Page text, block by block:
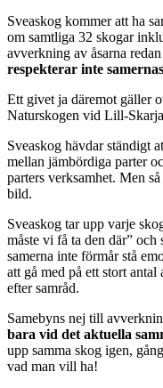
Sveaskog kommer att ha
om samtliga 32 skogar
avverkning av åsarna
respekterar inte
Ett givet ja däremot gäller
Naturskogen vid Lill-
Sveaskog hävdar ständigt
mellan jämbördiga parter
parters verksamhet. Men
bild.
Sveaskog tar upp varje
måste vi få ta den där”
samerna inte förmår stå
att gå med på ett stort
efter samråd.
Samebyns nej till
bara vid det aktuella
upp samma skog igen,
vad man vill ha!